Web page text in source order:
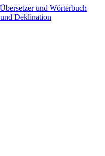
und Deklination